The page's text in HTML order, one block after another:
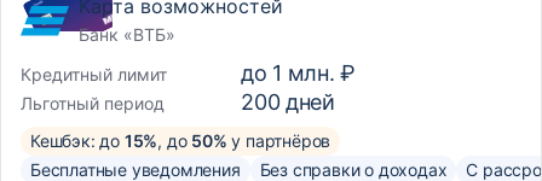
Карта возможностей
Банк «ВТБ»
Кредитный лимит
до 1 млн. ₽
Льготный период 200дней
Кешбэк: до 15%, до 50% у партнёров
Бесплатные уведомления
Без справки о доходах С